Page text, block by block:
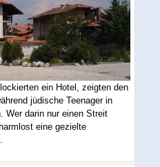
ein Hotel, zeigten den
jüdische Teenager in
Wer darin nur einen Streit
eine gezielte